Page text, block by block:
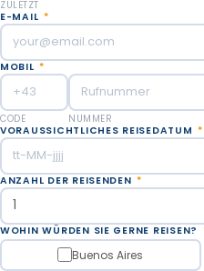
ZULETZT
E-MAIL *
MOBIL *
CODE
NUMMER
VORAUSSICHTLICHES REISEDATUM *
ANZAHL DER REISENDEN *
WOHIN WÜRDEN SIE GERNE REISEN?
Buenos Aires